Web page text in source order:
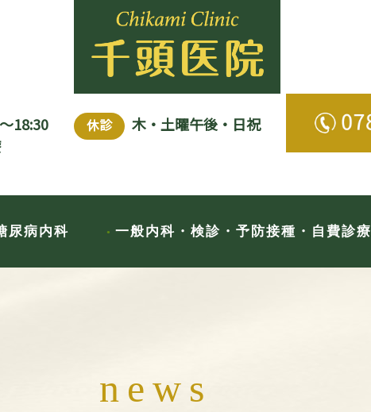
18:30 休診 木・土曜午後・日祝
尿病内科 一般内科・検診・予防接種・自費診療
n ew s